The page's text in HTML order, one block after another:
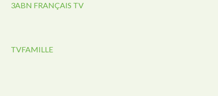
3ABN FRANÇAIS TV
TVFAMILLE